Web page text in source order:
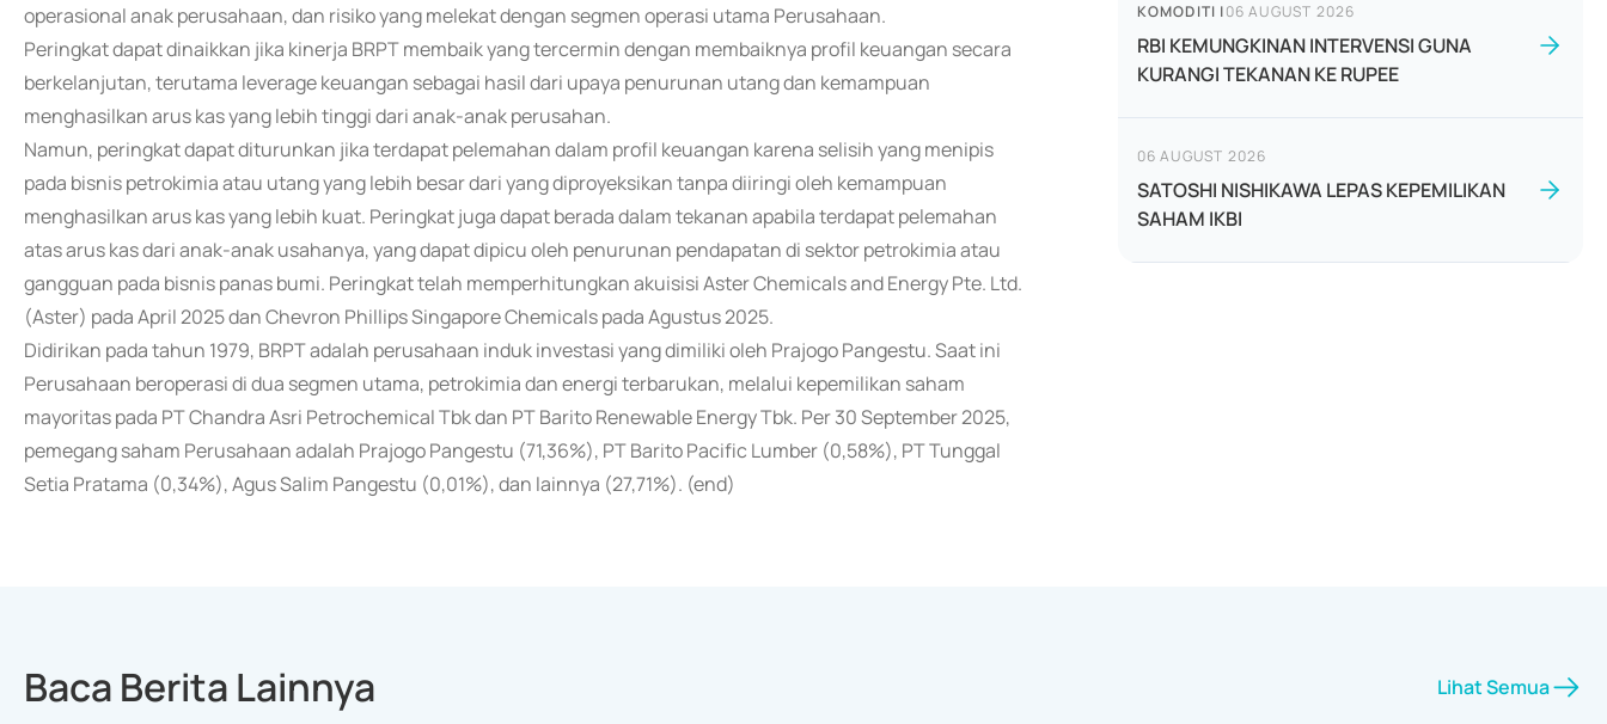
operasional anak perusahaan, dan risiko yang melekat dengan segmen operasi utama Perusahaan.
Peringkat dapat dinaikkan jika kinerja BRPT membaik yang tercermin dengan membaiknya profil keuangan secara
berkelanjutan, terutama leverage keuangan sebagai hasil dari upaya penurunan utang dan kemampuan
menghasilkan arus kas yang lebih tinggi dari anak-anak perusahan.
Namun, peringkat dapat diturunkan jika terdapat pelemahan dalam profil keuangan karena selisih yang menipis
pada bisnis petrokimia atau utang yang lebih besar dari yang diproyeksikan tanpa diiringi oleh kemampuan
menghasilkan arus kas yang lebih kuat. Peringkat juga dapat berada dalam tekanan apabila terdapat pelemahan
atas arus kas dari anak-anak usahanya, yang dapat dipicu oleh penurunan pendapatan di sektor petrokimia atau
gangguan pada bisnis panas bumi. Peringkat telah memperhitungkan akuisisi Aster Chemicals and Energy Pte. Ltd.
(Aster) pada April 2025 dan Chevron Phillips Singapore Chemicals pada Agustus 2025.
Didirikan pada tahun 1979, BRPT adalah perusahaan induk investasi yang dimiliki oleh Prajogo Pangestu. Saat ini
Perusahaan beroperasi di dua segmen utama, petrokimia dan energi terbarukan, melalui kepemilikan saham
mayoritas pada PT Chandra Asri Petrochemical Tbk dan PT Barito Renewable Energy Tbk. Per 30 September 2025,
pemegang saham Perusahaan adalah Prajogo Pangestu (71,36%), PT Barito Pacific Lumber (0,58%), PT Tunggal
Setia Pratama (0,34%), Agus Salim Pangestu (0,01%), dan lainnya (27,71%). (end)
KOMODITI |06 AUGUST 2026
RBI KEMUNGKINAN INTERVENSI GUNA
KURANGI TEKANAN KE RUPEE
06 AUGUST 2026
SATOSHI NISHIKAWA LEPAS KEPEMILIKAN
SAHAM IKBI
Baca Berita Lainnya Lihat Semua